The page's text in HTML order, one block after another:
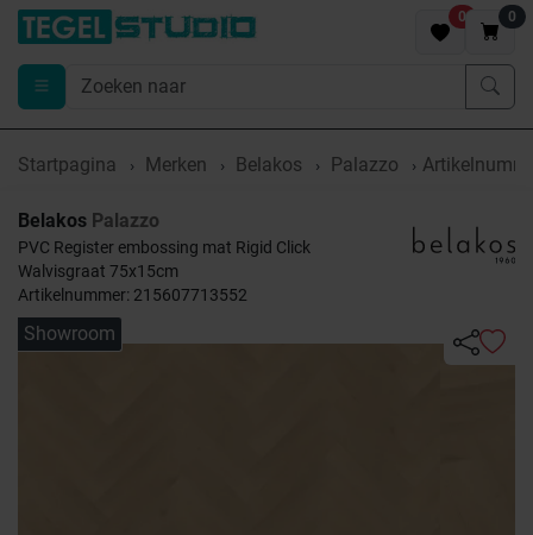
0 0
Startpagina Merken Belakos Palazzo
Belakos Palazzo
PVC Register embossing mat Rigid Click
Walvisgraat 75x15cm
Artikelnummer: 215607713552
Showroom